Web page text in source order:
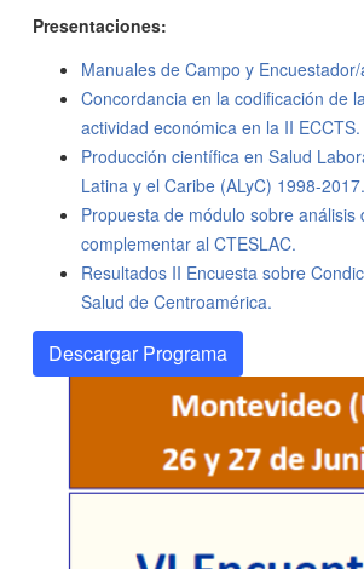
Presentaciones:
Manuales de Campo y Encuestador/
Concordancia en la codificación de
actividad económica en la II ECCTS.
Producción científica en Salud
Latina y el Caribe (ALyC) 1998-2017.
Propuesta de módulo sobre análisis
complementar al CTESLAC.
Resultados II Encuesta sobre
Salud de Centroamérica.
Descargar Programa